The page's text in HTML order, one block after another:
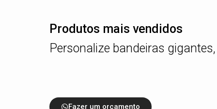
Produtos mais vendidos
Personalize bandeiras
Fazer um orçamento